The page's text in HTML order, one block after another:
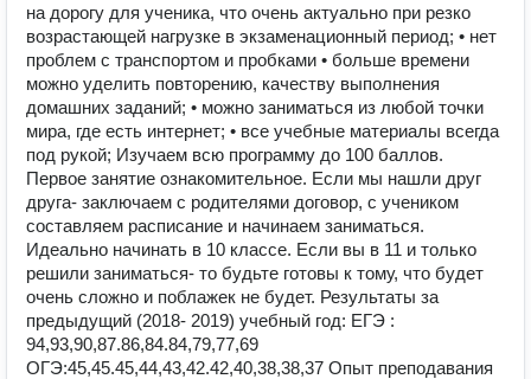
на дорогу для ученика, что очень актуально при резко
возрастающей нагрузке в экзаменационный период; • нет
проблем с транспортом и пробками • больше времени
можно уделить повторению, качеству выполнения
домашних заданий; • можно заниматься из любой точки
мира, где есть интернет; • все учебные материалы всегда
под рукой; Изучаем всю программу до 100 баллов.
Первое занятие ознакомительное. Если мы нашли друг
друга- заключаем с родителями договор, с учеником
составляем расписание и начинаем заниматься.
Идеально начинать в 10 классе. Если вы в 11 и только
решили заниматься- то будьте готовы к тому, что будет
очень сложно и поблажек не будет. Результаты за
предыдущий (2018- 2019) учебный год: ЕГЭ :
94,93,90,87.86,84.84,79,77,69
ОГЭ:45,45.45,44,43,42.42,40,38,38,37 Опыт преподавания